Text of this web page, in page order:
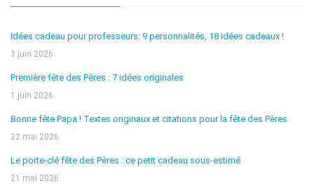
Idées cadeau pour professeurs: 9 personnalités, 18 idées cadeaux !
3 juin 2026
Première fête des Pères : 7 idées originales
1 juin 2026
Bonne fête Papa ! Textes originaux et citations pour la fête des Pères
22 mai 2026
Le porte-clé fête des Pères : ce petit cadeau sous-estimé
21 mai 2026